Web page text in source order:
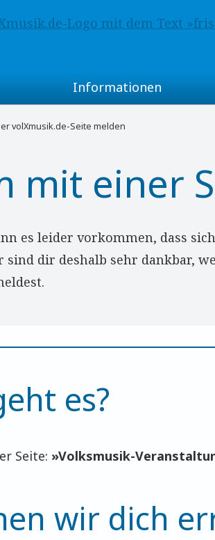
Informationen
Volksmusik-Termine
Volksmusik-Blog
Volksmusik im Radio
volXmusik.de-Seite melden
mit einer
es leider vorkommen, dass
dir deshalb sehr dankbar,
es?
Seite: »Volksmusik-
wir dich